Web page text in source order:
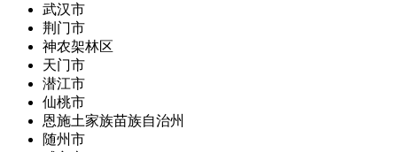
武汉市
荆门市
神农架林区
天门市
潜江市
仙桃市
恩施土家族苗族自治州
随州市